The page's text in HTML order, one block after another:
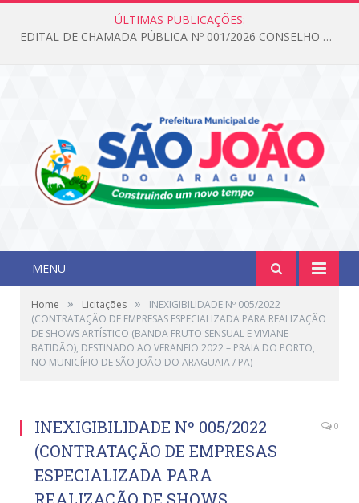
ÚLTIMAS PUBLICAÇÕES:
EDITAL DE CHAMADA PÚBLICA Nº 001/2026 CONSELHO DOS DIREITOS DA CRIANÇA E DO ADOLESCENTE
MENU
Home » Licitações »
INEXIGIBILIDADE Nº 005/2022
(CONTRATAÇÃO DE EMPRESAS ESPECIALIZADA PARA REALIZAÇÃO
DE SHOWS ARTÍSTICO (BANDA FRUTO SENSUAL E VIVIANE
BATIDÃO), DESTINADO AO VERANEIO 2022 – PRAIA DO PORTO,
NO MUNICÍPIO DE SÃO JOÃO DO ARAGUAIA / PA)
INEXIGIBILIDADE Nº 005/2022
(CONTRATAÇÃO DE EMPRESAS
ESPECIALIZADA PARA
0